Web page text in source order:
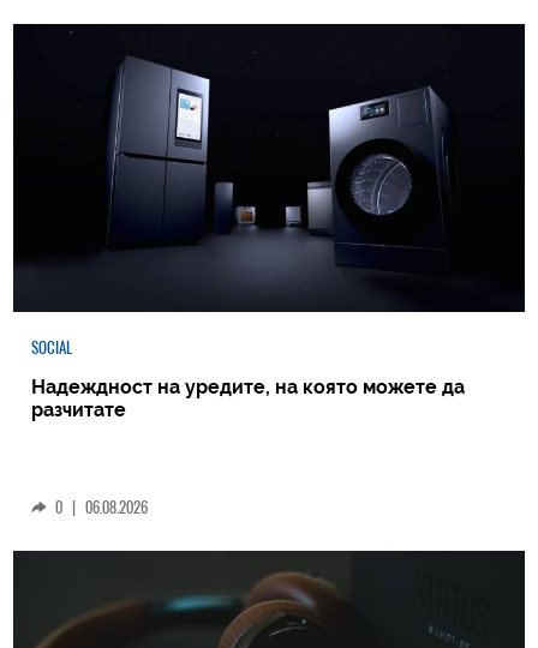
SOCIAL
Надеждност на уредите, на която можете да
разчитате
0 | 06.08.2026